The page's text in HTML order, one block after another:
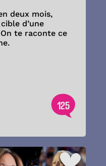
deux mois,
d’une
te raconte ce
125